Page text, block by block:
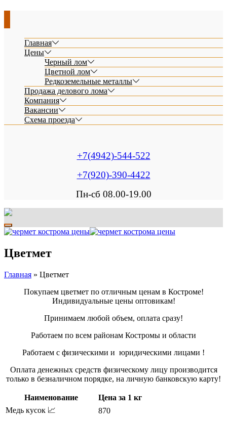
Главная
Цены
Черный лом
Цветной лом
Редкоземельные металлы
Продажа делового лома
Компания
Вакансии
Схема проезда
+7(4942)-544-522
+7(920)-390-4422
Пн-сб 08.00-19.00
Цветмет
Главная » Цветмет
Покупаем цветмет по отличным ценам в Костроме!
Индивидуальные цены оптовикам!
Принимаем любой объем, оплата сразу!
Работаем по всем районам Костромы и области
Работаем с физическими и юридическими лицами !
Оплата денежных средств физическому лицу производится
только в безналичном порядке, на личную банковскую карту!
Наименование
Цена за 1 кг
Медь кусок 📈
870